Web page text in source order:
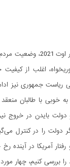
پس از خروج نیروهای
اغلب از
ریاست­ جمهوری
خوبی با طالبان
دولت بایدن در
دولت را در کنترل
آمریکا در آینده
کنیم، چهار